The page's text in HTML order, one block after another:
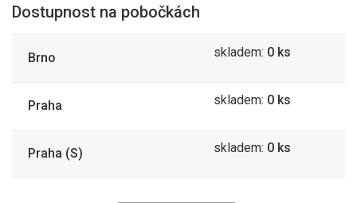
Dostupnost na pobočkách
Brno skladem: 0 ks
Praha skladem: 0 ks
Praha (S) skladem: 0 ks